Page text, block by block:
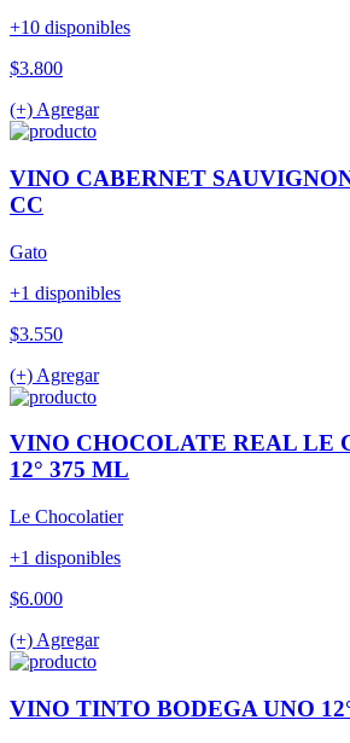
+10 disponibles
$3.800
(+) Agregar
VINO CABERNET
CC
Gato
+1 disponibles
$3.550
(+) Agregar
VINO CHOCOLATE REAL LE
12° 375 ML
Le Chocolatier
+1 disponibles
$6.000
(+) Agregar
VINO TINTO BODEGA UNO